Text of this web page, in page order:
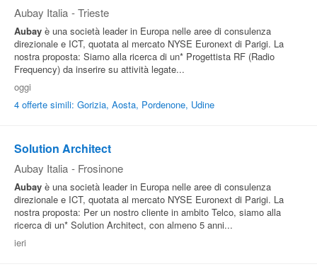
Aubay Italia - Trieste
Aubay è una società leader in Europa nelle aree di consulenza
direzionale e ICT, quotata al mercato NYSE Euronext di Parigi. La
nostra proposta: Siamo alla ricerca di un* Progettista RF (Radio
Frequency) da inserire su attività legate...
oggi
4 offerte simili: Gorizia, Aosta, Pordenone, Udine
Solution Architect
Aubay Italia - Frosinone
Aubay è una società leader in Europa nelle aree di consulenza
direzionale e ICT, quotata al mercato NYSE Euronext di Parigi. La
nostra proposta: Per un nostro cliente in ambito Telco, siamo alla
ricerca di un* Solution Architect, con almeno 5 anni...
ieri